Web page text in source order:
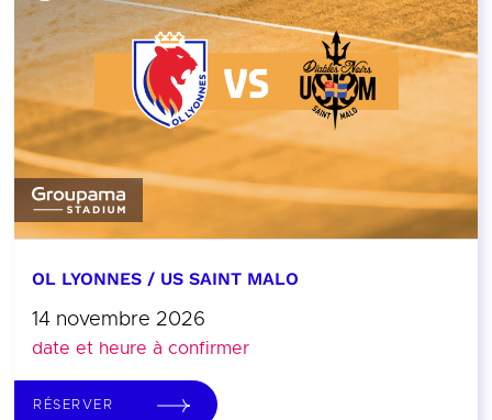
OL LYONNES / US SAINT MALO
14 novembre 2026
date et heure à confirmer
RÉSERVER